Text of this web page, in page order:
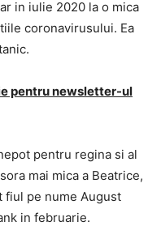
in iulie 2020 la o mica
coronavirusului. Ea
pentru newsletter-ul
pentru regina si al
mai mica a Beatrice,
fiul pe nume August
in februarie.